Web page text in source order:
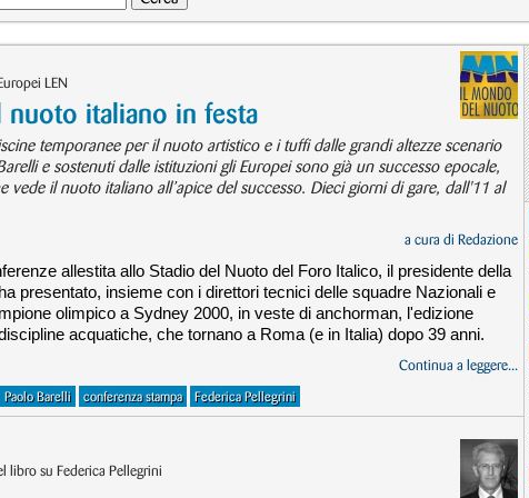
LEN
nuoto italiano in festa
temporanee per il nuoto artistico e i tuffi dalle grandi altezze scenario
e sostenuti dalle istituzioni gli Europei sono già un successo epocale,
il nuoto italiano all’apice del successo. Dieci giorni di gare, dall'11 al
a cura di Redazione
allestita allo Stadio del Nuoto del Foro Italico, il presidente della
presentato, insieme con i direttori tecnici delle squadre Nazionali e
olimpico a Sydney 2000, in veste di anchorman, l'edizione
acquatiche, che tornano a Roma (e in Italia) dopo 39 anni.
Continua a leggere...
Paolo Barelli conferenza stampa Federica Pellegrini
libro su Federica Pellegrini